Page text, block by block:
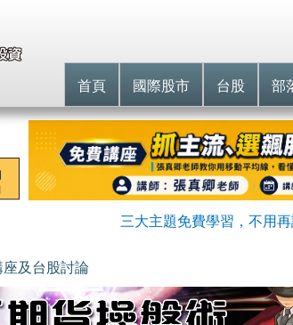
首頁 國際股市 台股 部
三大主題免費學習，不用
及台股討論